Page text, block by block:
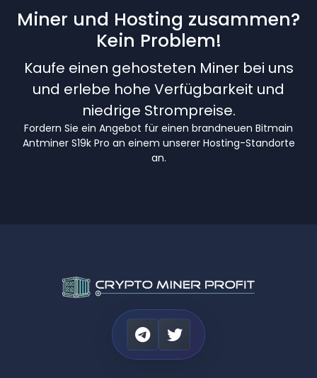
Miner und Hosting zusammen?
Kein Problem!
Kaufe einen gehosteten Miner bei uns
und erlebe hohe Verfügbarkeit und
niedrige Strompreise.
Fordern Sie ein Angebot für einen brandneuen Bitmain
Antminer S19k Pro an einem unserer Hosting-Standorte
an.